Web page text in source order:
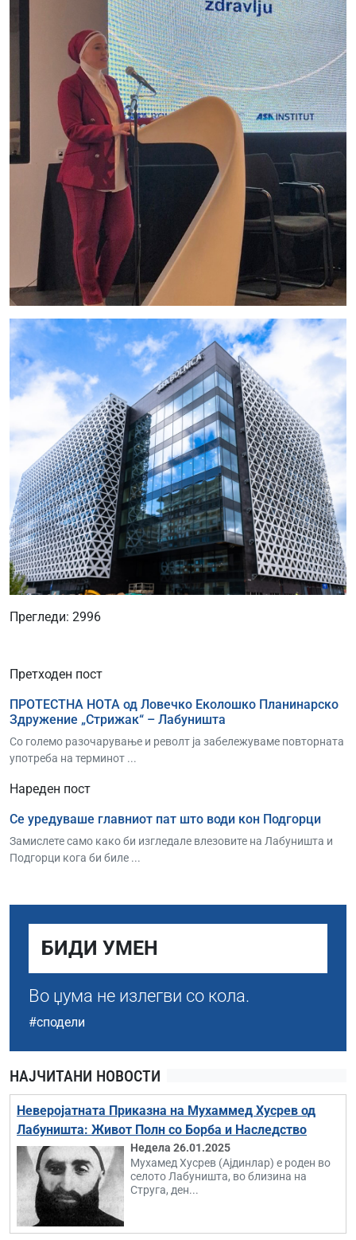
Прегледи: 2996
Претходен пост
ПРОТЕСТНА НОТА од Ловечко Еколошко Планинарско
Здружение „Стрижак“ – Лабуништа
Со големо разочарување и револт ја забележуваме повторната
употреба на терминот ...
Нареден пост
Се уредуваше главниот пат што води кон Подгорци
Замислете само како би изгледале влезовите на Лабуништа и
Подгорци кога би биле ...
БИДИ УМЕН
Во џума не излегви со кола.
#сподели
НАЈЧИТАНИ НОВОСТИ
Неверојатната Приказна на Мухаммед Хусрев од
Лабуништа: Живот Полн со Борба и Наследство
Недела 26.01.2025
Мухамед Хусрев (Ајдинлар) е роден во
селото Лабуништа, во близина на
Струга, ден...